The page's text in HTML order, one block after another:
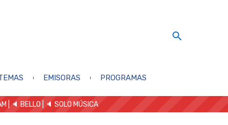
EMISORAS PROGRAMAS
| 🔈 BELLO 🔈 SOLO MÚSICA